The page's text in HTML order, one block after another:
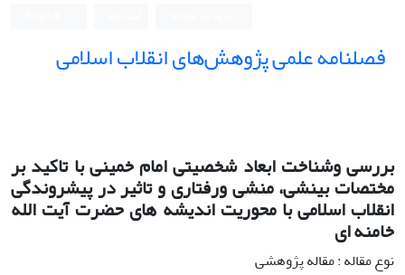
فصلنامه علمی پژوهش‌های انقلاب اسلامی
بررسی وشناخت ابعاد شخصیتی امام خمینی با تاکید بر
مختصات بینشی، منشی ورفتاری و تاثیر در پیشروندگی
انقلاب اسلامی با محوریت اندیشه های حضرت آیت الله
خامنه ای
نوع مقاله : مقاله پژوهشی